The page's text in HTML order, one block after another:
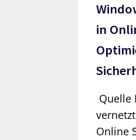
in
Quelle
Online